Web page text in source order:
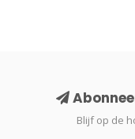
Blijf op de